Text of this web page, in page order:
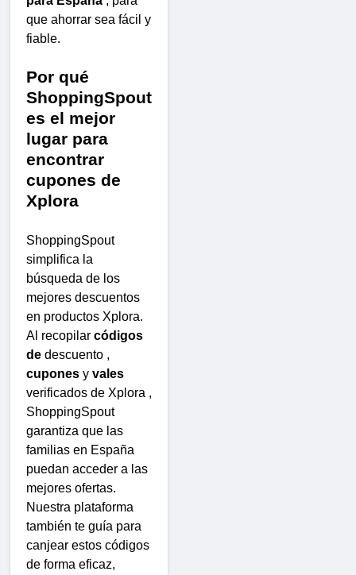
que ahorrar sea fácil y
fiable.
Por qué
ShoppingSpout
es el mejor
lugar para
encontrar
cupones de
Xplora
ShoppingSpout
simplifica la
búsqueda de los
mejores descuentos
en productos Xplora.
Al recopilar códigos
de descuento ,
cupones y vales
verificados de Xplora ,
ShoppingSpout
garantiza que las
familias en España
puedan acceder a las
mejores ofertas.
Nuestra plataforma
también te guía para
canjear estos códigos
de forma eficaz,